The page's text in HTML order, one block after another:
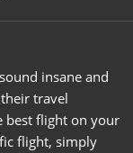
insane and
travel
best flight on your
flight, simply